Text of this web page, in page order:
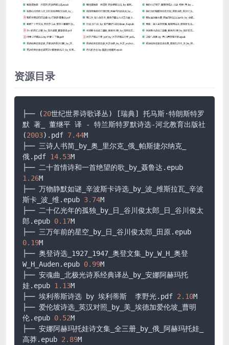
资源目录
├── (20世纪世界诗歌译丛) [瑞典]
托马斯·特朗斯特罗
默 著_ 董继平 译 - 特兰斯特罗默诗选-河北教育出版社
(2003) .pdf 7.44M
├── 三诗人书简_by_奥_里尔克_俄_帕斯捷尔纳克_
俄.pdf 14.53M
├── 二十首情诗和一首绝望的歌_by_聂鲁达 .epub
1.26M
├── 万物静默如谜_辛波斯卡诗选_by_波_维斯拉瓦_辛波
斯卡_波_维.epub 3.74M
├── 二十亿光年的孤独_by_日_谷川俊太郎_日_谷川俊太
郎 .epub 0.17M
├── 三万年前的星空_by_日_谷川俊太郎_田原.epub
0.19M
├── 奥登诗选_1927_1947_奥登文集_by_W_H_奥登
W_H_Auden.epub 0.99M
├── 安魂曲_北极光诗系经典译丛_by_安娜阿赫玛托
娃.epub 1.13M
├── 埃利蒂斯诗选 by 埃利蒂斯  李野光.pdf 2.10M
├── 爱伦坡诗选_英汉对照_by_美_埃德加爱伦坡_曹明
伦.epub 0.52M
├── 安娜阿赫玛托娃诗文集_全三册_by_俄_阿赫玛托娃_
高莽.epub 2.89M